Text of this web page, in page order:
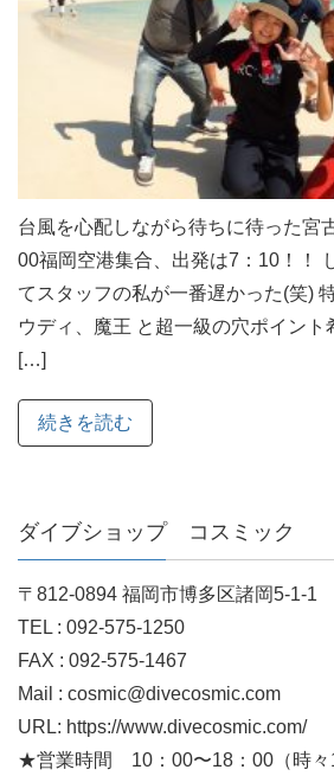
台風を心配しながら待ちに待った宮
00福岡空港集合、出発は7：10！！
てスタッフの私が一番遅かった(笑)
ウディ、魔王 と超一級の穴ポイント
[…]
続きを読む
ダイブショップ コスミック
〒812-0894 福岡市博多区諸岡5-1-1
TEL : 092-575-1250
FAX : 092-575-1467
Mail : cosmic@divecosmic.com
URL: https://www.divecosmic.com/
★営業時間 10：00〜18：00（時々